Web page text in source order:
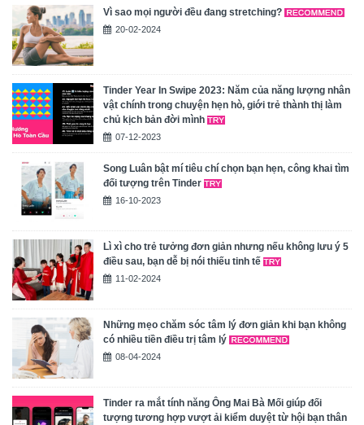
Vì sao mọi người đều đang stretching?
20-02-2024
Tinder Year In Swipe 2023: Năm của năng lượng nhân
vật chính trong chuyện hẹn hò, giới trẻ thành thị làm
chủ kịch bản đời mình
07-12-2023
Song Luân bật mí tiêu chí chọn bạn hẹn, công khai tìm
đối tượng trên Tinder
16-10-2023
Lì xì cho trẻ tưởng đơn giản nhưng nếu không lưu ý 5
điều sau, bạn dễ bị nói thiếu tinh tế
11-02-2024
Những mẹo chăm sóc tâm lý đơn giản khi bạn không
có nhiều tiền điều trị tâm lý
08-04-2024
Tinder ra mắt tính năng Ông Mai Bà Mối giúp đối
tượng tương hợp vượt ải kiểm duyệt từ hội bạn thân